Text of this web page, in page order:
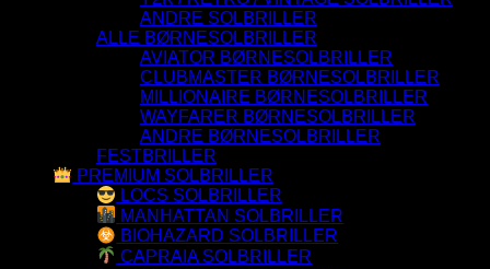
ANDRE SOLBRILLER
ALLE BØRNESOLBRILLER
AVIATOR BØRNESOLBRILLER
CLUBMASTER BØRNESOLBRILLER
MILLIONAIRE BØRNESOLBRILLER
WAYFARER BØRNESOLBRILLER
ANDRE BØRNESOLBRILLER
FESTBRILLER
PREMIUM SOLBRILLER
LOCS SOLBRILLER
MANHATTAN SOLBRILLER
BIOHAZARD SOLBRILLER
CAPRAIA SOLBRILLER